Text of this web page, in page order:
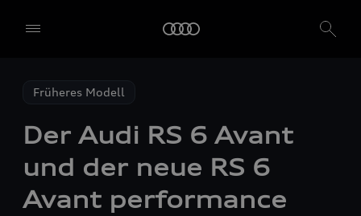
Früheres Modell
Der Audi RS 6 Avant
und der neue RS 6
Avant performance